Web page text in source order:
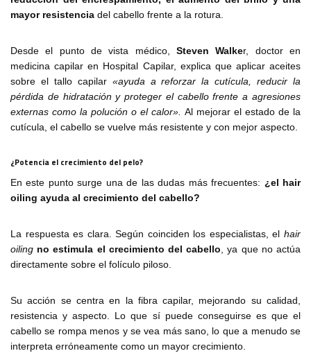
mayor resistencia del cabello frente a la rotura.
Desde el punto de vista médico, Steven Walker, doctor en
medicina capilar en Hospital Capilar, explica que aplicar aceites
sobre el tallo capilar«ayuda a reforzar la cutícula, reducir la
pérdida de hidratación y proteger el cabello frente a agresiones
externas como la polución o el calor». Al mejorar el estado de la
cutícula, el cabello se vuelve más resistente y con mejor aspecto.
¿Potencia el crecimiento del pelo?
En este punto surge una de las dudas más frecuentes: ¿el hair
oiling ayuda al crecimiento del cabello?
La respuesta es clara. Según coinciden los especialistas, el hair
oiling no estimula el crecimiento del cabello, ya que no actúa
directamente sobre el folículo piloso.
Su acción se centra en la fibra capilar, mejorando su calidad,
resistencia y aspecto. Lo que sí puede conseguirse es que el
cabello se rompa menos y se vea más sano, lo que a menudo se
interpreta erróneamente como un mayor crecimiento.